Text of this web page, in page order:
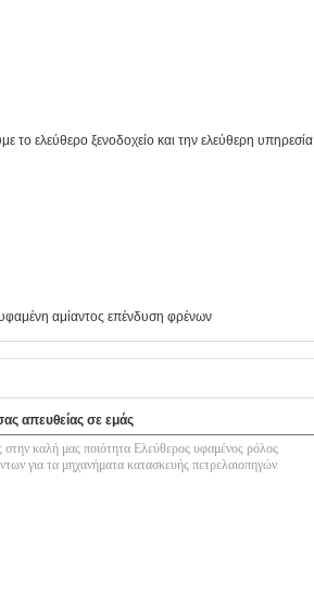
το ελεύθερο ξενοδοχείο και την ελεύθερη υπηρεσία
αμίαντος επένδυση φρένων
απευθείας σε εμάς